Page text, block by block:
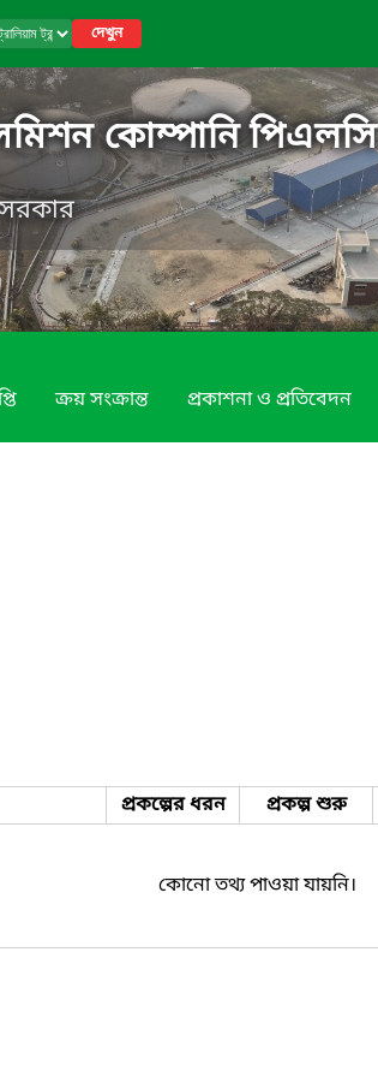
দেখুন
কোম্পানি পিএলসি
সরকার
ক্রয় সংক্রান্ত প্রকাশনা ও প্রতিবেদন
প্রকল্পের ধরন প্রকল্প শুরু
কোনো তথ্য পাওয়া যায়নি।